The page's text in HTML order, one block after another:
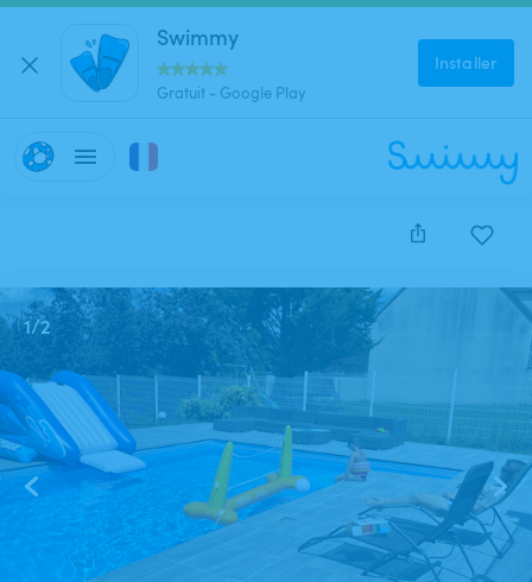
Swimmy
Gratuit - Google Play
Installer
Cette annonce est close et ne peut être réservée.
1/2